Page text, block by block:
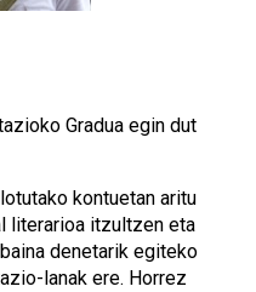
Gradua egin dut
kontuetan aritu
literarioa itzultzen eta
denetarik egiteko
lanak ere. Horrez